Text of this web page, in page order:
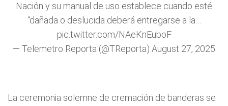
Nación y su manual de uso establece cuando esté
“dañada o deslucida deberá entregarse a la…
pic.twitter.com/NAeKnEuboF
— Telemetro Reporta (@TReporta) August 27, 2025
La ceremonia solemne de cremación de banderas se